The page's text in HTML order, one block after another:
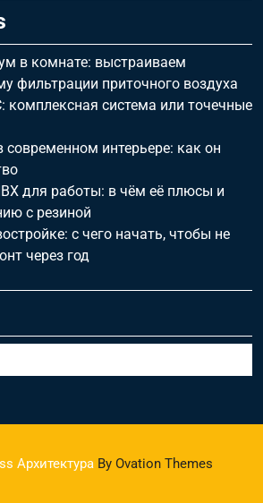
в комнате: выстраиваем
фильтрации приточного воздуха
комплексная система или точечные
интерьере: как он
для работы: в чём её плюсы и
с резиной
с чего начать, чтобы не
через год
АрхитектураBy Ovation Themes